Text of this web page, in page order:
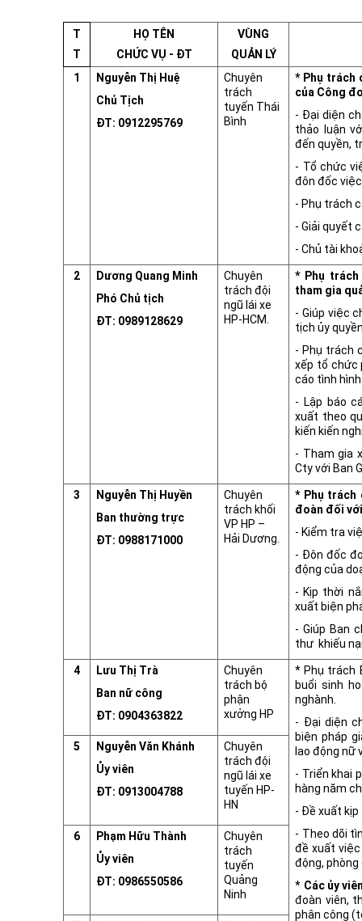
T
T
HỌ TÊN
CHỨC VỤ - ĐT
VÙNG
QUẢN LÝ
1
Nguyễn Thị Huệ
Chủ Tịch
ĐT: 0912295769
Chuyên
trách
tuyến Thái
Bình
* Phụ trách
của Công
- Đại diện
thảo luận
đến quyền,
- Tổ chức
đôn đốc
- Phụ trách
- Giải quyết
- Chủ tài
2
Dương Quang Minh
Phó Chủ tịch
ĐT: 0989128629
Chuyên
trách đội
ngũ lái xe
HP-HCM.
* Phụ
tham gia
- Giúp việc
tịch ủy
- Phụ trách
xếp tổ chức
cáo tình
- Lập báo
xuất theo
kiến kiến
- Tham gia
Cty với Ban
3
Nguyễn Thị Huyền
Ban thường trực
ĐT: 0988171000
Chuyên
trách khối
VP HP –
Hải Dương.
* Phụ trách
đoàn đối
- Kiểm tra
- Đôn đốc
động của
- Kịp thời
xuất biện
- Giúp Ban
thư khiếu
4
Lưu Thị Trà
Ban nữ công
ĐT: 0904363822
Chuyên
trách bộ
phận
xưởng HP
* Phụ trách
buổi sinh
nghành.
- Đại diện
biện pháp
lao động nữ
- Triển khai
hàng năm
- Đề xuất
- Theo dõi
đề xuất
động, phòng
* Các ủy
đoàn viên,
phân công
5
Nguyễn Văn Khánh
Ủy viên
ĐT: 0913004788
Chuyên
trách đội
ngũ lái xe
tuyến HP-
HN
6
Phạm Hữu Thành
Ủy viên
ĐT: 0986550586
Chuyên
trách
tuyến
Quảng
Ninh